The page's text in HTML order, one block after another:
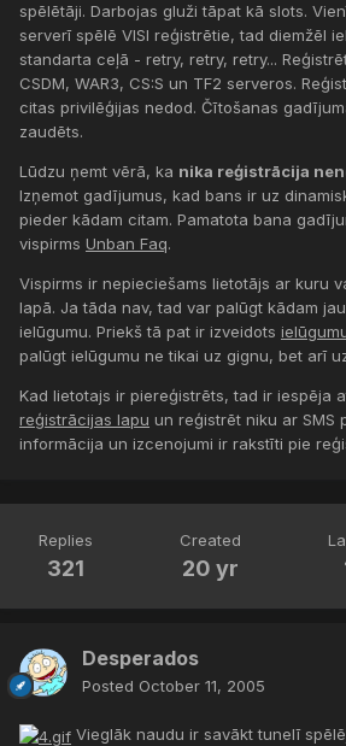
spēlētāji. Darbojas gluži tāpat kā slots.
serverī spēlē VISI reģistrētie, tad diemžēl
standarta ceļā - retry, retry, retry...
CSDM, WAR3, CS:S un TF2 serveros.
citas privilēģijas nedod. Čītošanas
zaudēts.
Lūdzu ņemt vērā, ka nika reģistrācija
Izņemot gadījumus, kad bans ir uz
pieder kādam citam. Pamatota bana
vispirms Unban Faq.
Vispirms ir nepieciešams lietotājs ar kuru
lapā. Ja tāda nav, tad var palūgt kādam
ielūgumu. Priekš tā pat ir izveidots
palūgt ielūgumu ne tikai uz gignu, bet arī
Kad lietotajs ir piereģistrēts, tad ir iespēja
reģistrācijas lapu un reģistrēt niku ar SMS
informācija un izcenojumi ir rakstīti pie
Replies
321
Created
20 yr
Desperados
Posted October 11, 2005
Vieglāk naudu ir savākt tunelī